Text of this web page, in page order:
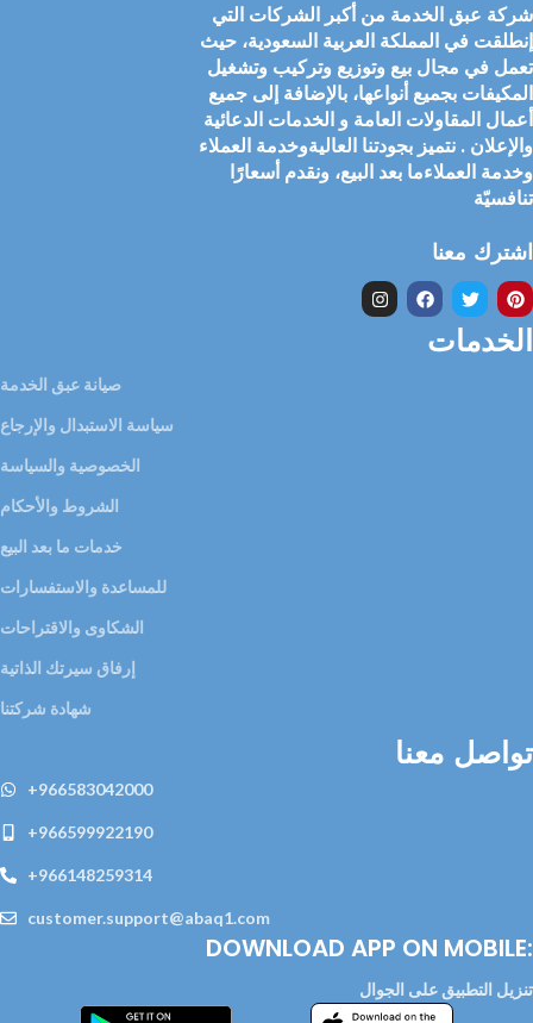
شركة عبق الخدمة من أكبر الشركات التي
إنطلقت في المملكة العربية السعودية، حيث
تعمل في مجال بيع وتوزيع وتركيب وتشغيل
المكيفات بجميع أنواعها، بالإضافة إلى جميع
أعمال المقاولات العامة و الخدمات الدعائية
والإعلان . نتميز بجودتنا العاليةوخدمة العملاء
وخدمة العملاءما بعد البيع، ونقدم أسعارًا
تنافسيّة
اشترك معنا
الخدمات
صيانة عبق الخدمة
سياسة الاستبدال والإرجاع
الخصوصية والسياسة
الشروط والأحكام
خدمات ما بعد البيع
للمساعدة والاستفسارات
الشكاوى والاقتراحات
إرفاق سيرتك الذاتية
شهادة شركتنا
تواصل معنا
+966583042000
+966599922190
+966148259314
customer.support@abaq1.com
DOWNLOAD APP ON MOBILE:
تنزيل التطبيق على الجوال